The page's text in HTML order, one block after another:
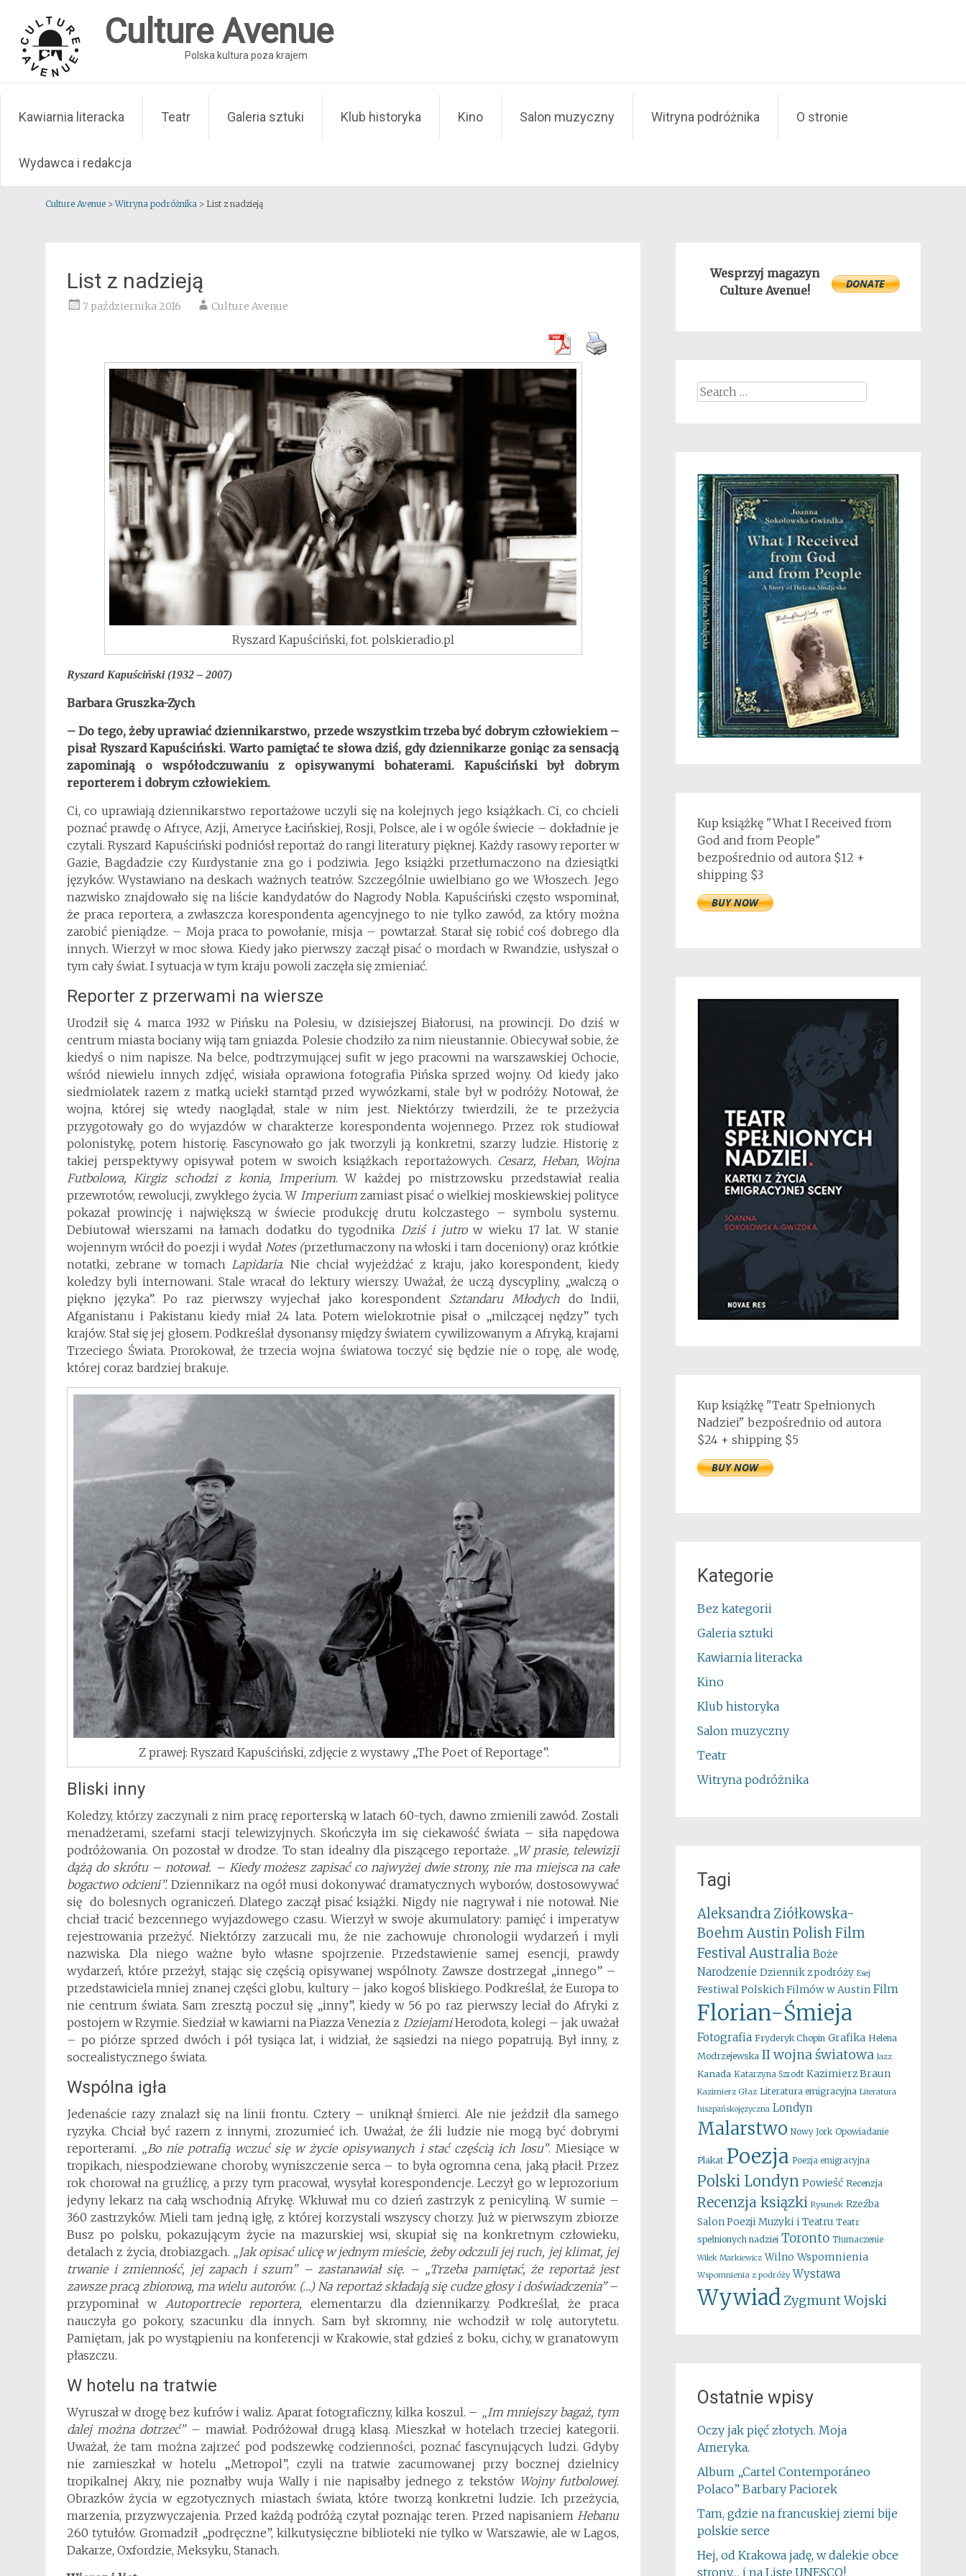
content
Culture Avenue
Polska kultura poza krajem
Kawiarnia literacka Teatr Galeria sztuki Klub historyka Kino Salon muzyczny Witryna podróżnika O stronie
Wydawca i redakcja
Culture Avenue >Witryna podróżnika > List z nadzieją
List z nadzieją
7 października 2016 Culture Avenue
Ryszard Kapuściński, fot. polskieradio.pl
Ryszard Kapuściński (1932 – 2007)
Barbara Gruszka-Zych
– Do tego, żeby uprawiać dziennikarstwo, przede wszystkim trzeba być dobrym człowiekiem –
pisał Ryszard Kapuściński. Warto pamiętać te słowa dziś, gdy dziennikarze goniąc za sensacją
zapominają o współodczuwaniu z opisywanymi bohaterami. Kapuściński był dobrym
reporterem i dobrym człowiekiem.
Ci, co uprawiają dziennikarstwo reportażowe uczyli się na kolejnych jego książkach. Ci, co chcieli
poznać prawdę o Afryce, Azji, Ameryce Łacińskiej, Rosji, Polsce, ale i w ogóle świecie – dokładnie je
czytali. Ryszard Kapuściński podniósł reportaż do rangi literatury pięknej. Każdy rasowy reporter w
Gazie, Bagdadzie czy Kurdystanie zna go i podziwia. Jego książki przetłumaczono na dziesiątki
języków. Wystawiano na deskach ważnych teatrów. Szczególnie uwielbiano go we Włoszech. Jego
nazwisko znajdowało się na liście kandydatów do Nagrody Nobla. Kapuściński często wspominał,
że praca reportera, a zwłaszcza korespondenta agencyjnego to nie tylko zawód, za który można
zarobić pieniądze. – Moja praca to powołanie, misja – powtarzał. Starał się robić coś dobrego dla
innych. Wierzył w moc słowa. Kiedy jako pierwszy zaczął pisać o mordach w Rwandzie, usłyszał o
tym cały świat. I sytuacja w tym kraju powoli zaczęła się zmieniać.
Reporter z przerwami na wiersze
Urodził się 4 marca 1932 w Pińsku na Polesiu, w dzisiejszej Białorusi, na prowincji. Do dziś w
centrum miasta bociany wiją tam gniazda. Polesie chodziło za nim nieustannie. Obiecywał sobie, że
kiedyś o nim napisze. Na belce, podtrzymującej sufit w jego pracowni na warszawskiej Ochocie,
wśród niewielu innych zdjęć, wisiała oprawiona fotografia Pińska sprzed wojny. Od kiedy jako
siedmiolatek razem z matką uciekł stamtąd przed wywózkami, stale był w podróży. Notował, że
wojna, której się wtedy naoglądał, stale w nim jest. Niektórzy twierdzili, że te przeżycia
przygotowały go do wyjazdów w charakterze korespondenta wojennego. Przez rok studiował
polonistykę, potem historię. Fascynowało go jak tworzyli ją konkretni, szarzy ludzie. Historię z
takiej perspektywy opisywał potem w swoich książkach reportażowych. Cesarz, Heban, Wojna
Futbolowa, Kirgiz schodzi z konia, Imperium. W każdej po mistrzowsku przedstawiał realia
przewrotów, rewolucji, zwykłego życia. W Imperiumzamiast pisać o wielkiej moskiewskiej polityce
pokazał prowincję i największą w świecie produkcję drutu kolczastego – symbolu systemu.
Debiutował wierszami na łamach dodatku do tygodnika Dziś i jutrow wieku 17 lat. W stanie
wojennym wrócił do poezji i wydał Notes (przetłumaczony na włoski i tam doceniony) oraz krótkie
notatki, zebrane w tomach Lapidaria. Nie chciał wyjeżdżać z kraju, jako korespondent, kiedy
koledzy byli internowani. Stale wracał do lektury wierszy. Uważał, że uczą dyscypliny, „walczą o
piękno języka”. Po raz pierwszy wyjechał jako korespondent Sztandaru Młodychdo Indii,
Afganistanu i Pakistanu kiedy miał 24 lata. Potem wielokrotnie pisał o „milczącej nędzy” tych
krajów. Stał się jej głosem. Podkreślał dysonansy między światem cywilizowanym a Afryką, krajami
Trzeciego Świata. Prorokował, że trzecia wojna światowa toczyć się będzie nie o ropę, ale wodę,
której coraz bardziej brakuje.
Z prawej: Ryszard Kapuściński, zdjęcie z wystawy „The Poet of Reportage”.
Bliski inny
Koledzy, którzy zaczynali z nim pracę reporterską w latach 60-tych, dawno zmienili zawód. Zostali
menadżerami, szefami stacji telewizyjnych. Skończyła im się ciekawość świata – siła napędowa
podróżowania. On pozostał w drodze. To stan idealny dla piszącego reportaże. „W prasie, telewizji
dążą do skrótu – notował. – Kiedy możesz zapisać co najwyżej dwie strony, nie ma miejsca na całe
bogactwo odcieni”. Dziennikarz na ogół musi dokonywać dramatycznych wyborów, dostosowywać
się do bolesnych ograniczeń. Dlatego zaczął pisać książki. Nigdy nie nagrywał i nie notował. Nie
chciał tracić bezcennego wyjazdowego czasu. Wierzył w swoje akumulatory: pamięć i imperatyw
rejestrowania przeżyć. Niektórzy zarzucali mu, że nie zachowuje chronologii wydarzeń i myli
nazwiska. Dla niego ważne było własne spojrzenie. Przedstawienie samej esencji, prawdy
wydarzeń, które przeżył, stając się częścią opisywanej wspólnoty. Zawsze dostrzegał „innego” –
przedstawiciela mniej znanej części globu, kultury – jako kogoś bliskiego. Podkreślał, że Europa to
nie centrum świata. Sam zresztą poczuł się „inny”, kiedy w 56 po raz pierwszy leciał do Afryki z
postojem w Rzymie. Siedział w kawiarni na Piazza Venezia z DziejamiHerodota, kolegi – jak uważał
– po piórze sprzed dwóch i pół tysiąca lat, i widział, że sąsiedzi na niego popatrują. Był inny, z
socrealistycznego świata.
Wspólna igła
Jedenaście razy znalazł się na linii frontu. Cztery – uniknął śmierci. Ale nie jeździł dla samego
ryzyka. Chciał być razem z innymi, zrozumieć ich. Uważał, że źli ludzie nie mogą być dobrymi
reporterami. „Bo nie potrafią wczuć się w życie opisywanych i stać częścią ich losu”. Miesiące w
tropikach, niespodziewane choroby, wyniszczenie serca – to była ogromna cena, jaką płacił. Przez
rok chorował na gruźlicę, a przy tym pracował, wysyłał korespondencje. Leczył go w leprozorium
jedyny lekarz na całą wschodnią Afrykę. Wkłuwał mu co dzień zastrzyk z penicyliną. W sumie –
360 zastrzyków. Mieli tam jedną igłę, z której korzystali wszyscy chorzy. Już w pierwszym zbiorze
Busz po polsku, pokazującym życie na mazurskiej wsi, skupiał się na konkretnym człowieku,
detalach z życia, drobiazgach. „Jak opisać ulicę w jednym mieście, żeby odczuli jej ruch, jej klimat, jej
trwanie i zmienność, jej zapach i szum” – zastanawiał się. – „Trzeba pamiętać, że reportaż jest
zawsze pracą zbiorową, ma wielu autorów. (…) Na reportaż składają się cudze głosy i doświadczenia”–
przypominał w Autoportrecie reportera, elementarzu dla dziennikarzy. Podkreślał, że praca
nauczyła go pokory, szacunku dla innych. Sam był skromny, nie wchodził w rolę autorytetu.
Pamiętam, jak po wystąpieniu na konferencji w Krakowie, stał gdzieś z boku, cichy, w granatowym
płaszczu.
W hotelu na tratwie
Wyruszał w drogę bez kufrów i waliz. Aparat fotograficzny, kilka koszul. – „Im mniejszy bagaż, tym
dalej można dotrzeć”– mawiał. Podróżował drugą klasą. Mieszkał w hotelach trzeciej kategorii.
Uważał, że tam można zajrzeć pod podszewkę codzienności, poznać fascynujących ludzi. Gdyby
nie zamieszkał w hotelu „Metropol”, czyli na tratwie zacumowanej przy bocznej dzielnicy
tropikalnej Akry, nie poznałby wuja Wally i nie napisałby jednego z tekstów Wojny futbolowej.
Obrazków życia w egzotycznych miastach świata, które tworzą konkretni ludzie. Ich przeżycia,
marzenia, przyzwyczajenia. Przed każdą podróżą czytał poznając teren. Przed napisaniemHebanu
260 tytułów. Gromadził „podręczne”, kilkutysięczne biblioteki nie tylko w Warszawie, ale w Lagos,
Dakarze, Oxfordzie, Meksyku, Stanach.
Wesprzyj magazyn
Culture Avenue!
Search
Kup książkę "What I Received from
God and from People"
bezpośrednio od autora $12 +
shipping $3
Kup książkę "Teatr Spełnionych
Nadziei" bezpośrednio od autora
$24 + shipping $5
Kategorie
Bez kategorii
Galeria sztuki
Kawiarnia literacka
Kino
Klub historyka
Salon muzyczny
Teatr
Witryna podróżnika
Tagi
Aleksandra Ziółkowska-
Boehm Austin Polish Film
FestivalAustralia Boże
Narodzenie Dziennik z podróży Esej
Festiwal Polskich Filmów w Austin Film
Florian-Śmieja
Fotografia Fryderyk Chopin Grafika Helena
Modrzejewska II wojna światowa Jazz
Kanada Katarzyna Szrodt Kazimierz Braun
Kazimierz Głaz Literatura emigracyjna Literatura
hiszpańskojęzyczna Londyn
Malarstwo Nowy Jork Opowiadanie
Plakat Poezja Poezja emigracyjna
Polski Londyn Powieść Recenzja
Recenzja ksiązki Rysunek Rzeźba
Salon Poezji Muzyki i Teatru Teatr
spełnionych nadziei Toronto Tłumaczenie
Wilek Markiewicz Wilno Wspomnienia
Wspomnienia z podróży Wystawa
WywiadZygmunt Wojski
Ostatnie wpisy
Oczy jak pięć złotych. Moja
Ameryka.
Album „Cartel Contemporáneo
Polaco” Barbary Paciorek
Tam, gdzie na francuskiej ziemi bije
polskie serce
Hej, od Krakowa jadę, w dalekie obce
strony… i na Listę UNESCO!